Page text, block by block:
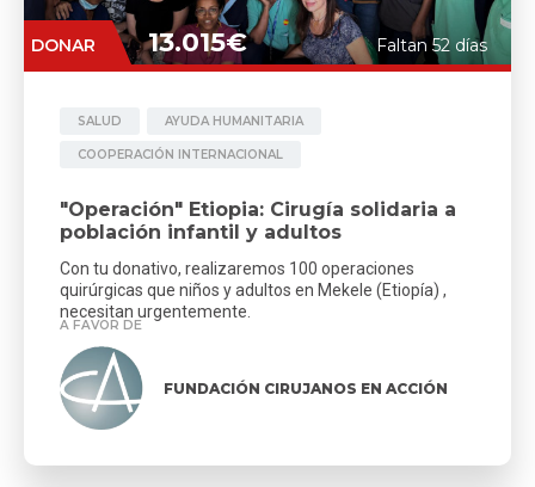
DONAR 13.015€ Faltan 52 días
SALUD AYUDA HUMANITARIA
COOPERACIÓN INTERNACIONAL
"Operación" Etiopia: Cirugía solidaria a
población infantil y adultos
Con tu donativo, realizaremos 100 operaciones
quirúrgicas que niños y adultos en Mekele (Etiopía) ,
necesitan urgentemente.
A FAVOR DE
FUNDACIÓN CIRUJANOS EN ACCIÓN